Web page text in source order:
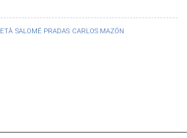
SALOMÉ PRADAS CARLOS MAZÓN